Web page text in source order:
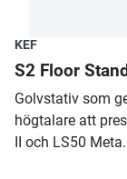
KEF
S2 Floor
Golvstativ som
högtalare att
II och LS50 Meta.